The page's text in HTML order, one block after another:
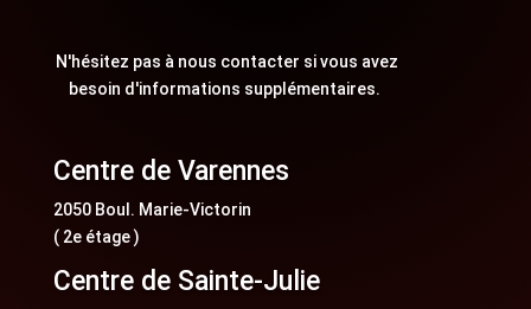
N'hésitez pas à nous contacter si vous avez
besoin d'informations supplémentaires.
Centre de Varennes
2050 Boul. Marie-Victorin
( 2e étage )
Centre de Sainte-Julie